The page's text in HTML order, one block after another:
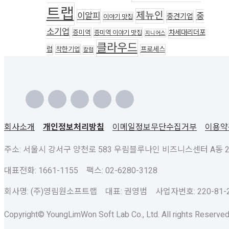
트랩 이알피 이야기 맛집 제뉴인 중견기업 중
소기업 증미역 증미역 이야기 맛집 지니어스 차세대리더포
럼 착한기업 칼럼 클라우드 프로세스
회사소개 개인정보처리방침 이메일정보무단수집거부
이용
주소: 서울시 강서구 양천로 583 우림블루나인 비즈니스센터 A동
대표전화: 1661-1155 팩스: 02-6280-3128
회사명: (주)영림원소프트랩 대표: 권영범 사업자번호: 220-
Copyright© YoungLimWon Soft Lab Co., Ltd. All rights